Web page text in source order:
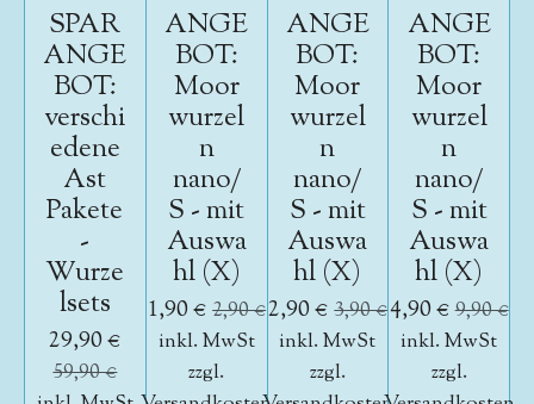
SPAR
ANGE
BOT:
verschi
edene
Ast
Pakete
-
Wurze
lsets
29,90 €
59,90 €
ANGE
BOT:
Moor
wurzel
n
nano/
S - mit
Auswa
hl (X)
1,90 € 2,90 €
inkl. MwSt
zzgl.
ANGE
BOT:
Moor
wurzel
n
nano/
S - mit
Auswa
hl (X)
2,90 € 3,90 €
inkl. MwSt
zzgl.
ANGE
BOT:
Moor
wurzel
n
nano/
S - mit
Auswa
hl (X)
4,90 €9,90 €
inkl. MwSt
zzgl.